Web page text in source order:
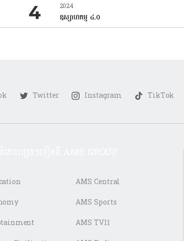
2024
ឧស្សាហកម្ម ៤.០
Twitter Instagram TikTok
AMS Central
AMS Sports
AMS TV11